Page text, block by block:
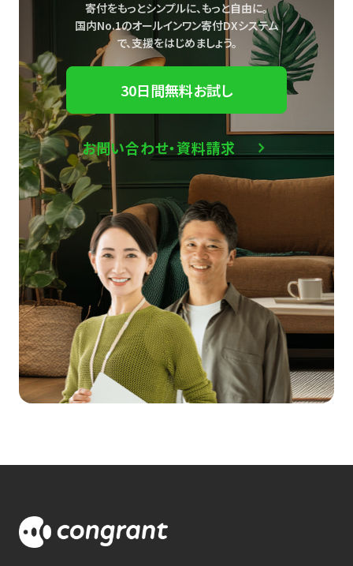
寄付をもっとシンプルに、もっと自由に。
国内No.1のオールインワン寄付DXシステム
で、支援をはじめましょう。
30日間無料お試し
お問い合わせ・資料請求